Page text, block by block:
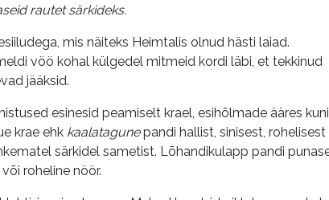
rautet särkideks.
mis näiteks Heimtalis olnud hästi laiad.
vöö kohal külgedel mitmeid kordi läbi, et tekkinud
jääksid.
esinesid peamiselt krael, esihõlmade ääres kuni
krae ehk kaalatagunepandi hallist, sinisest, rohelisest
särkidel sametist. Lõhandikulapp pandi
roheline nöör.